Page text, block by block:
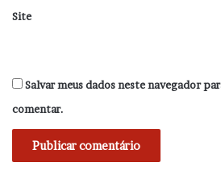
Site
Salvar meus dados neste navegador
comentar.